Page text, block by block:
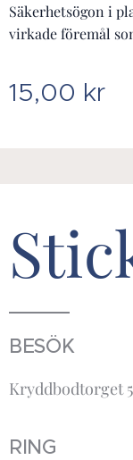
Säkerhetsögon i
virkade föremål
15,00 kr
BESÖK
Kryddbodtorget
RING